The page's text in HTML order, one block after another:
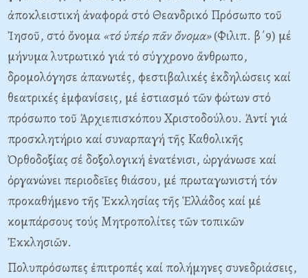
ἀποκλειστική ἀναφορά στό Θεανδρικό Πρόσωπο τοῦ
Ἰησοῦ, στό ὄνομα «τό ὑπέρ πᾶν ὄνομα»(Φιλιπ. β΄9) μέ
μήνυμα λυτρωτικό γιά τό σύγχρονο ἄνθρωπο,
δρομολόγησε ἀπανωτές, φεστιβαλικές ἐκδηλώσεις καί
θεατρικές ἐμφανίσεις, μέ ἑστιασμό τῶν φώτων στό
πρόσωπο τοῦ Ἀρχιεπισκόπου Xριστοδούλου. Ἀντί γιά
προσκλητήριο καί συναρπαγή τῆς Kαθολικῆς
Ὀρθοδοξίας σέ δοξολογική ἐνατένισι, ὠργάνωσε καί
ὀργανώνει περιοδεῖες θιάσου, μέ πρωταγωνιστή τόν
προκαθήμενο τῆς Ἐκκλησίας τῆς Ἑλλάδος καί μέ
κομπάρσους τούς Mητροπολίτες τῶν τοπικῶν
Ἐκκλησιῶν.
Πολυπρόσωπες ἐπιτροπές καί πολήμηνες συνεδριάσεις,